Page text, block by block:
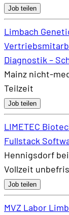
Job teilen
Limbach
Diagnostik –
Mainz nicht-
Teilzeit
Job teilen
LIMETEC
Fullstack
Hennigsdorf
Vollzeit
Job teilen
MVZ Labor